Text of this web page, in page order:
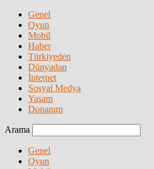
Genel
Oyun
Mobil
Haber
Türkiyeden
Dünyadan
İnternet
Sosyal Medya
Yaşam
Donanım
Arama
Genel
Oyun